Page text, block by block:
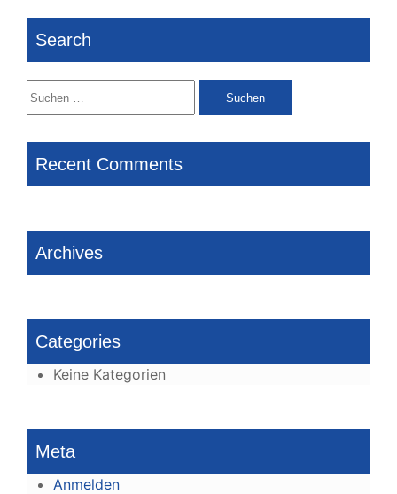
Search
Suchen
nach:
Recent Comments
Archives
Categories
Keine Kategorien
Meta
Anmelden